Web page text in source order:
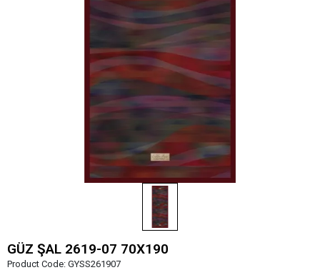
GÜZ ŞAL 2619-07 70X190
Product Code: GYSS261907